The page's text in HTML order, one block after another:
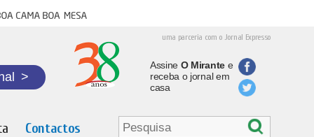
cama boa mesa
uma parceria com o Jornal Expresso
>
Assine O Mirantee
receba o jornal em
casa
Contactos